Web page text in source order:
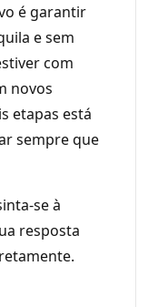
é garantir
e sem
com
novos
etapas está
sempre que
se à
resposta